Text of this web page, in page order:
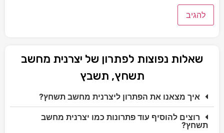
שאלות נפוצות לפתרון של יצרנית מחשב
תשחץ, תשבץ
איך מצאנו את הפתרון ליצרנית מחשב תשחץ?
רוצים להוסיף עוד פתרונות כמו יצרנית מחשב
תשחץ?